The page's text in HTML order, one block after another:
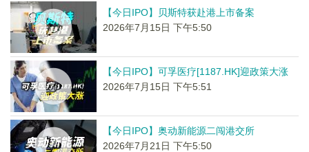
【今日IPO】贝斯特获赴港上市备案
2026年7月15日 下午5:50
【今日IPO】可孚医疗[1187.HK]迎政策大涨
2026年7月15日 下午5:51
【今日IPO】奥动新能源二闯港交所
2026年7月21日 下午5:50